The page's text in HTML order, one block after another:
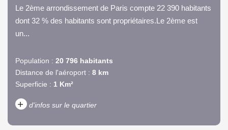
Le 2ème arrondissement de Paris compte 22 390 habitants
dont 32 % des habitants sont propriétaires.Le 2ème est
un...
Population : 20 796 habitants
Distance de l'aéroport : 8 km
Superficie : 1 Km²
+ d'infos sur le quartier